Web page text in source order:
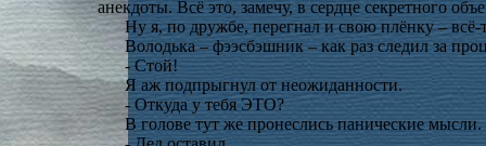
анекдоты. Всё это, замечу, в сердце секретного
Ну я, по дружбе, перегнал и свою плёнку –
Володька – фээсбэшник – как раз следил за
- Стой!
Я аж подпрыгнул от неожиданности.
- Откуда у тебя ЭТО?
В голове тут же пронеслись панические